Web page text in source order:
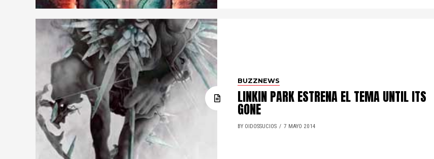
BUZZNEWS
LINKIN PARK ESTRENA EL TEMA UNTIL ITS
GONE
BY OIDOSSUCIOS 7 MAYO 2014